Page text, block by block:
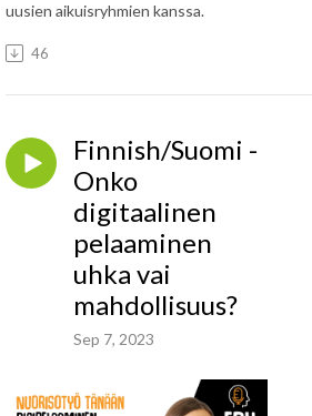
uusien aikuisryhmien kanssa.
46
Finnish/Suomi -
Onko
digitaalinen
pelaaminen
uhka vai
mahdollisuus?
Sep 7, 2023